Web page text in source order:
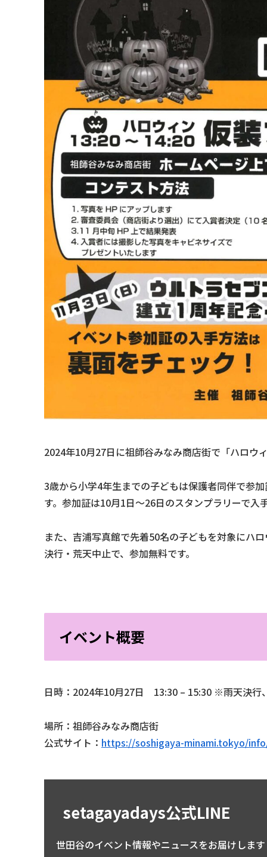
2024年10月27日に祖師谷みなみ商店街で「ハロウ
3歳から小学4年生までの子どもは保護者同伴で参
す。参加証は10月1日～26日のスタンプラリーで入
また、吉浦写真館で先着50名の子どもを対象にハ
決行・荒天中止で、参加無料です。
イベント概要
日時：2024年10月27日 13:30 – 15:30 ※雨天決行
場所：祖師谷みなみ商店街
公式サイト： https://soshigaya-minami.tokyo/
setagayadays公式LINE
世田谷のイベント情報やニュースをお届けします